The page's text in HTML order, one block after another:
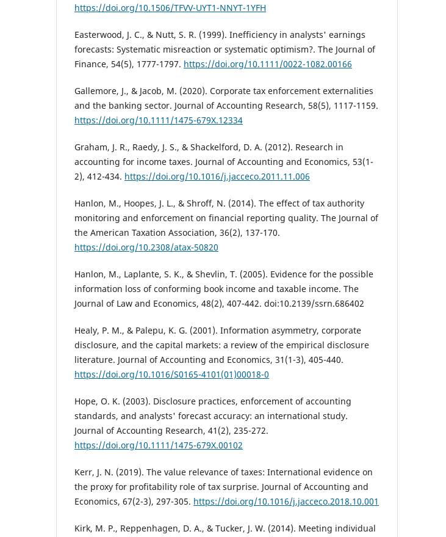
https://doi.org/10.1506/TFVV-UYT1-NNYT-1YFH
Easterwood, J. C., & Nutt, S. R. (1999). Inefficiency in analysts' earnings
forecasts: Systematic misreaction or systematic optimism?. The Journal of
Finance, 54(5), 1777-1797. https://doi.org/10.1111/0022-1082.00166
Gallemore, J., & Jacob, M. (2020). Corporate tax enforcement externalities
and the banking sector. Journal of Accounting Research, 58(5), 1117-1159.
https://doi.org/10.1111/1475-679X.12334
Graham, J. R., Raedy, J. S., & Shackelford, D. A. (2012). Research in
accounting for income taxes. Journal of Accounting and Economics, 53(1-
2), 412-434. https://doi.org/10.1016/j.jacceco.2011.11.006
Hanlon, M., Hoopes, J. L., & Shroff, N. (2014). The effect of tax authority
monitoring and enforcement on financial reporting quality. The Journal of
the American Taxation Association, 36(2), 137-170.
https://doi.org/10.2308/atax-50820
Hanlon, M., Laplante, S. K., & Shevlin, T. (2005). Evidence for the possible
information loss of conforming book income and taxable income. The
Journal of Law and Economics, 48(2), 407-442. doi:10.2139/ssrn.686402
Healy, P. M., & Palepu, K. G. (2001). Information asymmetry, corporate
disclosure, and the capital markets: a review of the empirical disclosure
literature. Journal of Accounting and Economics, 31(1-3), 405-440.
https://doi.org/10.1016/S0165-4101(01)00018-0
Hope, O. K. (2003). Disclosure practices, enforcement of accounting
standards, and analysts' forecast accuracy: an international study.
Journal of Accounting Research, 41(2), 235-272.
https://doi.org/10.1111/1475-679X.00102
Kerr, J. N. (2019). The value relevance of taxes: International evidence on
the proxy for profitability role of tax surprise. Journal of Accounting and
Economics, 67(2-3), 297-305. https://doi.org/10.1016/j.jacceco.2018.10.001
Kirk, M. P., Reppenhagen, D. A., & Tucker, J. W. (2014). Meeting individual